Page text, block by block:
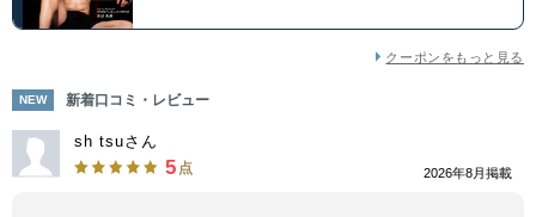
クーポンをもっと見る
NEW 新着口コミ・レビュー
sh tsuさん
5 点 2026年8月掲載
鳥取県
高知県